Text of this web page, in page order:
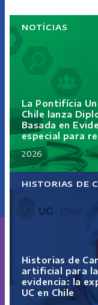
NOTÍCIAS
La Pontifícia
Chile lanza
Basada en
especial para
2026
HISTORIAS DE
Historias de
artificial para
evidencia: la
UC en Chile